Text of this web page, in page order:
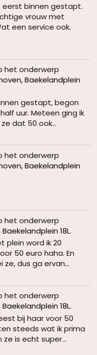
binnen gestapt.
vrouw met
een service ook.
het onderwerp
Baekelandplein
gestapt, begon
uur. Meteen ging ik
dat 50 ook...
het onderwerp
Baekelandplein
het onderwerp
18L.
plein word ik 20
50 euro haha. En
ze, dus ga ervan...
het onderwerp
18L.
bij haar voor 50
steeds wat ik prima
is echt super...